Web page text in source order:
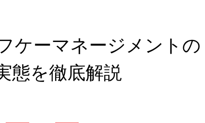
ケーマネージメントの
態を徹底解説